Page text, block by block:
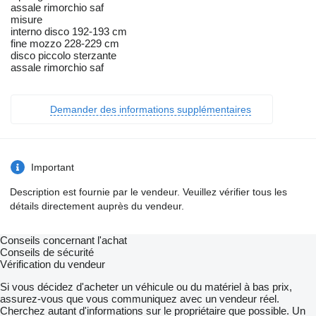
assale rimorchio saf
misure
interno disco 192-193 cm
fine mozzo 228-229 cm
disco piccolo sterzante
assale rimorchio saf
Demander des informations supplémentaires
Important
Description est fournie par le vendeur. Veuillez vérifier tous les
détails directement auprès du vendeur.
Conseils concernant l'achat
Conseils de sécurité
Vérification du vendeur
Si vous décidez d'acheter un véhicule ou du matériel à bas prix,
assurez-vous que vous communiquez avec un vendeur réel.
Cherchez autant d'informations sur le propriétaire que possible. Un